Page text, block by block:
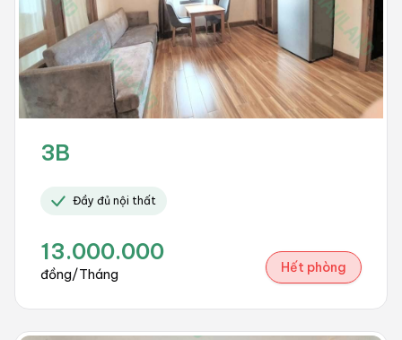
3B
Đầy đủ nội thất
13.000.000
đồng/Tháng Hết phòng